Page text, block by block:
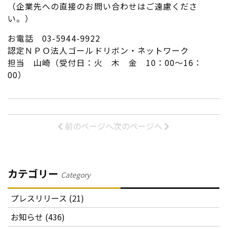
（企業先への直接のお問い合わせはご遠慮くださ
い。）
お電話 03-5944-9922
認定ＮＰＯ法人ゴールドリボン・ネットワーク
担当 山崎（受付日：火 木 金 10：00～16：
00）
前のページへ次のページへ
カテゴリー Category
プレスリリース (21)
お知らせ (436)